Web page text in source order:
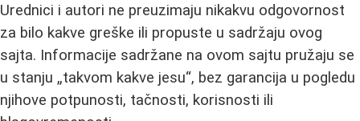
Urednici i autori ne preuzimaju nikakvu odgovornost
za bilo kakve greške ili propuste u sadržaju ovog
sajta. Informacije sadržane na ovom sajtu pružaju se
u stanju „takvom kakve jesu“, bez garancija u pogledu
njihove potpunosti, tačnosti, korisnosti ili